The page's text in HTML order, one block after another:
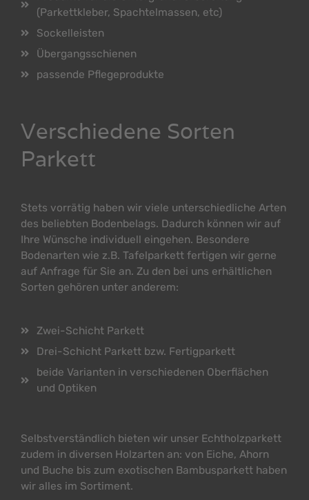
(Parkettkleber, Spachtelmassen, etc)
Sockelleisten
Übergangsschienen
passende Pflegeprodukte
Verschiedene Sorten
Parkett
Stets vorrätig haben wir viele unterschiedliche Arten
des beliebten Bodenbelags. Dadurch können wir auf
Ihre Wünsche individuell eingehen. Besondere
Bodenarten wie z.B. Tafelparkett fertigen wir gerne
auf Anfrage für Sie an. Zu den bei uns erhältlichen
Sorten gehören unter anderem:
Zwei-Schicht Parkett
Drei-Schicht Parkett bzw. Fertigparkett
beide Varianten in verschiedenen Oberflächen
und Optiken
Selbstverständlich bieten wir unser Echtholzparkett
zudem in diversen Holzarten an: von Eiche, Ahorn
und Buche bis zum exotischen Bambusparkett haben
wir alles im Sortiment.